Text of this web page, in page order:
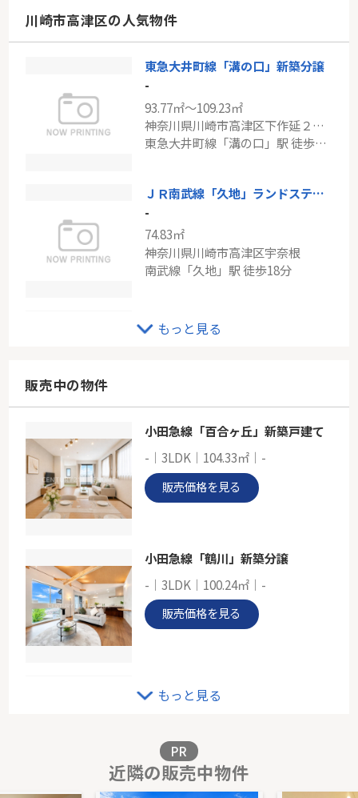
神奈川県横浜市港北区日吉５丁目
東急東横線「日吉」駅 徒歩14分
川崎市高津区の人気物件
東急大井町線「溝の口」新築分譲
-
93.77㎡～109.23㎡
神奈川県川崎市高津区下作延２丁目
東急大井町線「溝の口」駅 徒歩5分
ＪＲ南武線「久地」ランドステージ高津多摩川
-
74.83㎡
神奈川県川崎市高津区宇奈根
南武線「久地」駅 徒歩18分
-
-
110.55㎡
もっと見る
販売中の物件
小田急線「百合ヶ丘」新築戸建て
-｜3LDK｜104.33㎡｜-
販売価格を見る
小田急線「鶴川」新築分譲
-｜3LDK｜100.24㎡｜-
販売価格を見る
販売価格を見る
もっと見る
PR
近隣の販売中物件